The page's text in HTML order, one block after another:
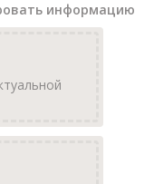
информацию